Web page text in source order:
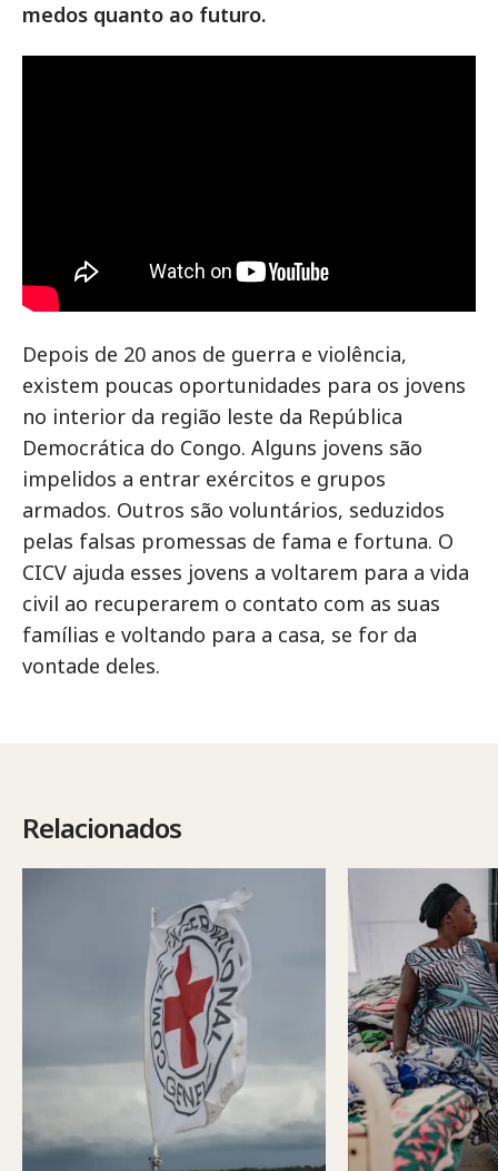
medos quanto ao futuro.
Depois de 20 anos de guerra e violência,
existem poucas oportunidades para os jovens
no interior da região leste da República
Democrática do Congo. Alguns jovens são
impelidos a entrar exércitos e grupos
armados. Outros são voluntários, seduzidos
pelas falsas promessas de fama e fortuna. O
CICV ajuda esses jovens a voltarem para a vida
civil ao recuperarem o contato com as suas
famílias e voltando para a casa, se for da
vontade deles.
Relacionados